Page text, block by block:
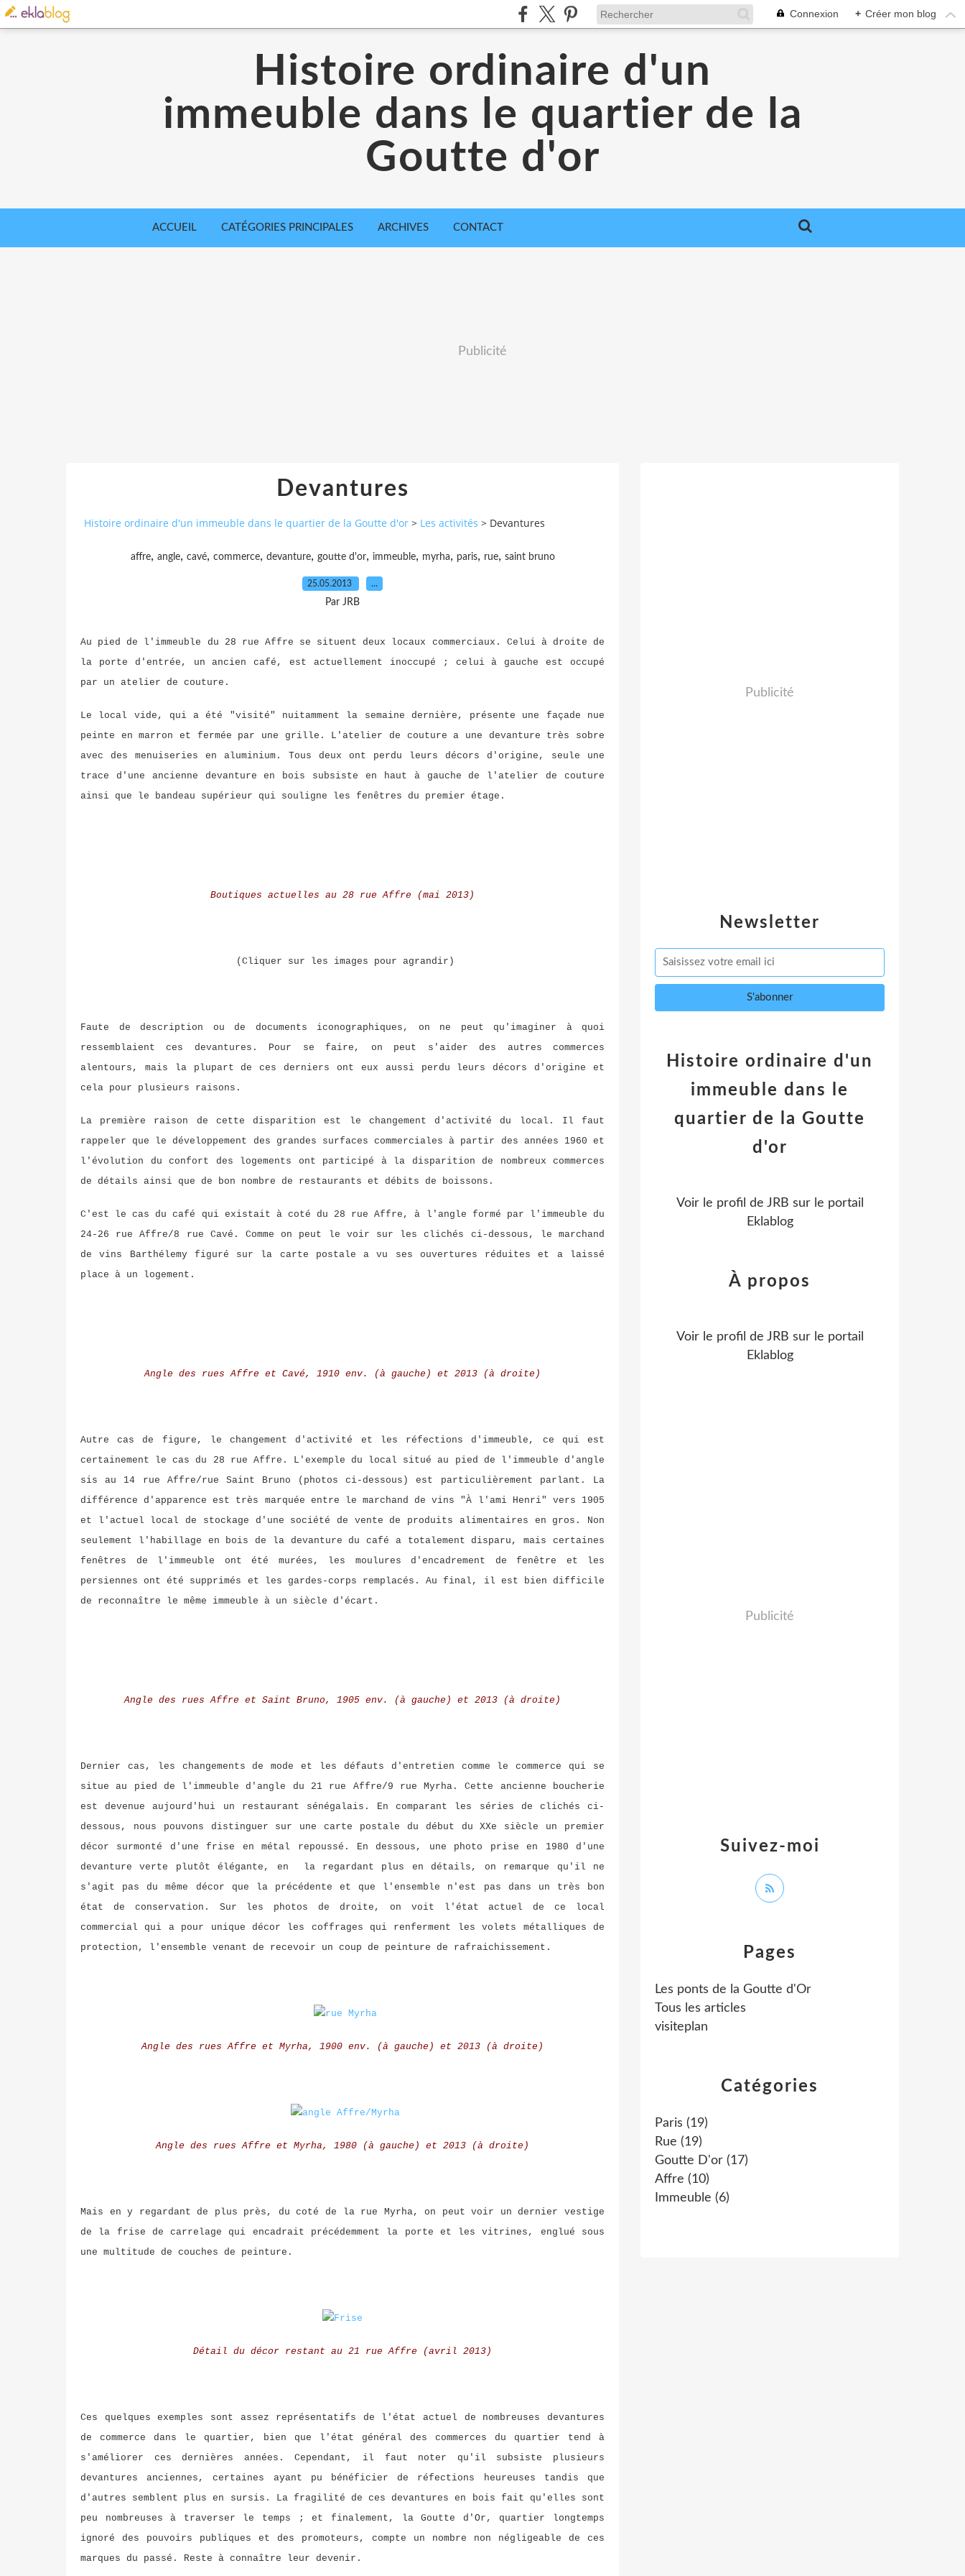
Connexion + Créer mon blog
Histoire ordinaire d'un
immeuble dans le quartier de la
Goutte d'or
ACCUEIL CATÉGORIES PRINCIPALES ARCHIVES CONTACT
Publicité
Devantures
Histoire ordinaire d'un immeuble dans le quartier de la Goutte d'or > Les activités > Devantures
affre, angle, cavé, commerce, devanture, goutte d'or, immeuble, myrha, paris, rue, saint bruno
25.05.2013 …
Par JRB
Au pied de l'immeuble du 28 rue Affre se situent deux locaux commerciaux. Celui à droite de
la porte d'entrée, un ancien café, est actuellement inoccupé ; celui à gauche est occupé
par un atelier de couture.
Le local vide, qui a été "visité" nuitamment la semaine dernière, présente une façade nue
peinte en marron et fermée par une grille. L'atelier de couture a une devanture très sobre
avec des menuiseries en aluminium. Tous deux ont perdu leurs décors d'origine, seule une
trace d'une ancienne devanture en bois subsiste en haut à gauche de l'atelier de couture
ainsi que le bandeau supérieur qui souligne les fenêtres du premier étage.
Boutiques actuelles au 28 rue Affre (mai 2013)
(Cliquer sur les images pour agrandir)
Faute de description ou de documents iconographiques, on ne peut qu'imaginer à quoi
ressemblaient ces devantures. Pour se faire, on peut s'aider des autres commerces
alentours, mais la plupart de ces derniers ont eux aussi perdu leurs décors d'origine et
cela pour plusieurs raisons.
La première raison de cette disparition est le changement d'activité du local. Il faut
rappeler que le développement des grandes surfaces commerciales à partir des années 1960 et
l'évolution du confort des logements ont participé à la disparition de nombreux commerces
de détails ainsi que de bon nombre de restaurants et débits de boissons.
C'est le cas du café qui existait à coté du 28 rue Affre, à l'angle formé par l'immeuble du
24-26 rue Affre/8 rue Cavé. Comme on peut le voir sur les clichés ci-dessous, le marchand
de vins Barthélemy figuré sur la carte postale a vu ses ouvertures réduites et a laissé
place à un logement.
Angle des rues Affre et Cavé, 1910 env. (à gauche) et 2013 (à droite)
Autre cas de figure, le changement d'activité et les réfections d'immeuble, ce qui est
certainement le cas du 28 rue Affre. L'exemple du local situé au pied de l'immeuble d'angle
sis au 14 rue Affre/rue Saint Bruno (photos ci-dessous) est particulièrement parlant. La
différence d'apparence est très marquée entre le marchand de vins "À l'ami Henri" vers 1905
et l'actuel local de stockage d'une société de vente de produits alimentaires en gros. Non
seulement l'habillage en bois de la devanture du café a totalement disparu, mais certaines
fenêtres de l'immeuble ont été murées, les moulures d'encadrement de fenêtre et les
persiennes ont été supprimés et les gardes-corps remplacés. Au final, il est bien difficile
de reconnaître le même immeuble à un siècle d'écart.
Angle des rues Affre et Saint Bruno, 1905 env. (à gauche) et 2013 (à droite)
Dernier cas, les changements de mode et les défauts d'entretien comme le commerce qui se
situe au pied de l'immeuble d'angle du 21 rue Affre/9 rue Myrha. Cette ancienne boucherie
est devenue aujourd'hui un restaurant sénégalais. En comparant les séries de clichés ci-
dessous, nous pouvons distinguer sur une carte postale du début du XXe siècle un premier
décor surmonté d'une frise en métal repoussé. En dessous, une photo prise en 1980 d'une
devanture verte plutôt élégante, en la regardant plus en détails, on remarque qu'il ne
s'agit pas du même décor que la précédente et que l'ensemble n'est pas dans un très bon
état de conservation. Sur les photos de droite, on voit l'état actuel de ce local
commercial qui a pour unique décor les coffrages qui renferment les volets métalliques de
protection, l'ensemble venant de recevoir un coup de peinture de rafraichissement.
Angle des rues Affre et Myrha, 1900 env. (à gauche) et 2013 (à droite)
Angle des rues Affre et Myrha, 1980 (à gauche) et 2013 (à droite)
Mais en y regardant de plus près, du coté de la rue Myrha, on peut voir un dernier vestige
de la frise de carrelage qui encadrait précédemment la porte et les vitrines, englué sous
une multitude de couches de peinture.
Détail du décor restant au 21 rue Affre (avril 2013)
Ces quelques exemples sont assez représentatifs de l'état actuel de nombreuses devantures
de commerce dans le quartier, bien que l'état général des commerces du quartier tend à
s'améliorer ces dernières années. Cependant, il faut noter qu'il subsiste plusieurs
devantures anciennes, certaines ayant pu bénéficier de réfections heureuses tandis que
d'autres semblent plus en sursis. La fragilité de ces devantures en bois fait qu'elles sont
peu nombreuses à traverser le temps ; et finalement, la Goutte d'Or, quartier longtemps
ignoré des pouvoirs publiques et des promoteurs, compte un nombre non négligeable de ces
marques du passé. Reste à connaître leur devenir.
Newsletter
Publicité
Catégories
Paris (19)
Rue (19)
Goutte D'or (17)
Affre (10)
Immeuble (6)
Pages
Les ponts de la Goutte d'Or
Tous les articles
visiteplan
Histoire ordinaire d'un
immeuble dans le
quartier de la Goutte
d'or
Voir le profil de JRB sur le portail
Eklablog
Suivez-moi
À propos
Voir le profil de JRB sur le portail
Eklablog
Publicité